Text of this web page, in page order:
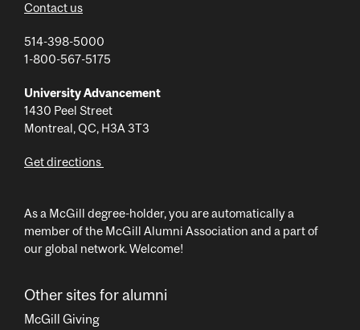
Contact us
514-398-5000
1-800-567-5175
University Advancement
1430 Peel Street
Montreal, QC, H3A 3T3
Get directions
As a McGill degree-holder, you are automatically a
member of the McGill Alumni Association and a part of
our global network. Welcome!
Other sites for alumni
McGill Giving